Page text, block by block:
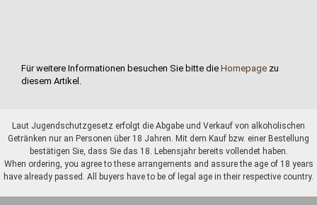
Für weitere Informationen besuchen Sie bitte die Homepage zu
diesem Artikel.
Laut Jugendschutzgesetz erfolgt die Abgabe und Verkauf von alkoholischen
Getränken nur an Personen über 18 Jahren. Mit dem Kauf bzw. einer Bestellung
bestätigen Sie, dass Sie das 18. Lebensjahr bereits vollendet haben.
When ordering, you agree to these arrangements and assure the age of 18 years
have already passed. All buyers have to be of legal age in their respective country.